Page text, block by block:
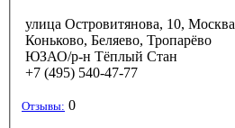
улица Островитянова, 10, Москва
Коньково, Беляево, Тропарёво
ЮЗАО/р-н Тёплый Стан
+7 (495) 540-47-77
Отзывы: 0